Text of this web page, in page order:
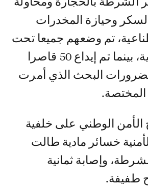
وحيازة المخدرات
تم وضعهم جميعا تحت
الحراسة النظرية، بينما تم إيداع 50 قاصرا
البحث الذي أمرت
المختصة.
الوطني على خلفية
خسائر مادية طالت
وإصابة ثمانية
طفيفة.